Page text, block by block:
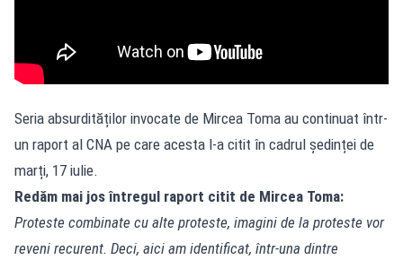
Seria absurdităților invocate de Mircea Toma au continuat într-
un raport al CNA pe care acesta l-a citit în cadrul ședinței de
marți, 17 iulie.
Redăm mai jos întregul raport citit de Mircea Toma:
Proteste combinate cu alte proteste, imagini de la proteste vor
reveni recurent. Deci, aici am identificat, într-una dintre